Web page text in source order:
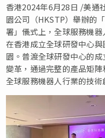
香港2024年6月28日 /美通
園公司（HKSTP）舉辦的
署」儀式上，全球服務機
在香港成立全球研發中心
園。普渡全球研發中心的
變革，通過完整的產品矩
全球服務機器人行業的技